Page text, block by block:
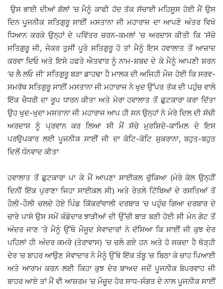
ਉਸ ਭਾਈ ਦੀਆਂ ਗੱਲਾਂ ’ਚ ਮੈਨੂੰ ਕਾਫੀ ਹੱਦ ਤੱਕ ਸੱਚਾਈ ਮਹਿਸੂਸ ਹੋਈ ਮੈਂ ਉਸ
ਦਿਨ ਪੂਜਨੀਕ ਸਤਿਗੁਰੂ ਸਾਈਂ ਮਸਤਾਨਾ ਜੀ ਮਹਾਰਾਜ ਦਾ ਆਪਣੇ ਅੰਤਰ ਵਿਖੇ
ਧਿਆਨ ਕਰਕੇ ਉਨ੍ਹਾਂ ਦੇ ਪਵਿੱਤਰ ਚਰਨ-ਕਮਲਾਂ ’ਚ ਅਰਦਾਸ ਕੀਤੀ ਕਿ ‘ਸੱਚੇ
ਸਤਿਗੁਰੂ ਜੀ, ਜੇਕਰ ਤੁਸੀਂ ਪੂਰੇ ਸਤਿਗੁਰੂ ਹੋ ਤਾਂ ਮੈਨੂੰ ਇਸ ਹਵਾਲਾਤ ਤੋਂ ਆਜ਼ਾਦ
ਕਰਵਾ ਦਿਓ ਅਤੇ ਇਸੇ ਹਫਤੇ ਐਤਵਾਰ ਨੂੰ ਨਾਮ-ਸ਼ਬਦ ਦੇ ਕੇ ਮੈਨੂੰ ਆਪਣੀ ਸ਼ਰਨ
’ਚ ਲੈ ਲਓ ਜੀ’ ਸਤਿਗੁਰੂ ਬੜਾ ਡਾਹਢਾ ਹੈ ਮਾਲਕ ਦੀ ਅਜਿਹੀ ਮੌਜ ਹੋਈ ਕਿ ਸਰਵ-
ਸਮਰੱਥ ਸਤਿਗੁਰੂ ਸਾਈਂ ਮਸਤਾਨਾ ਜੀ ਮਹਾਰਾਜ ਨੇ ਖੁਦ ਉੱਪਰ ਤੱਕ ਦੀ ਪਹੁੰਚ ਵਾਲੇ
ਇੱਕ ਚੌਧਰੀ ਦਾ ਰੂਪ ਧਾਰਨ ਕੀਤਾ ਅਤੇ ਮੇਰਾ ਹਵਾਲਾਤ ਤੋਂ ਛੁਟਕਾਰਾ ਕਰਾ ਦਿੱਤਾ
ਉਹ ਖੁਦ-ਖੁਦਾ ਮਸਤਾਨਾ ਜੀ ਮਹਾਰਾਜ ਆਪ ਹੀ ਸਨ ਉਨ੍ਹਾਂ ਨੇ ਮੇਰੇ ਦਿਲ ਦੀ ਸੱਚੀ
ਅਰਦਾਸ ਨੂੰ ਪ੍ਰਵਾਨ ਕਰ ਲਿਆ ਸੀ ਮੈਂ ਸੱਚੇ ਮੁਰਸ਼ਿਦੇ-ਕਾਮਿਲ ਦੇ ਇਸ
ਪਰਉਪਕਾਰ ਲਈ ਪੂਜਨੀਕ ਸਾਈਂ ਜੀ ਦਾ ਕੋਟਿ-ਕੋਟਿ ਸ਼ੁਕਰਾਨਾ, ਬਹੁਤ-ਬਹੁਤ
ਦਿਲੋਂ ਧੰਨਵਾਦ ਕੀਤਾ
ਹਵਾਲਾਤ ਤੋਂ ਛੁਟਕਾਰਾ ਪਾ ਕੇ ਮੈਂ ਆਪਣਾ ਸਾਈਕਲ ਚੁੱਕਿਆ (ਮੇਰੇ ਕੋਲ ਉਨ੍ਹੀਂ
ਦਿਨੀਂ ਇੱਕ ਪੁਰਾਣਾ ਜਿਹਾ ਸਾਈਕਲ ਸੀ) ਅਤੇ ਰੇਤਲੇ ਟਿੱਬਿਆਂ ਦੇ ਰਸਤਿਆਂ ਤੋਂ
ਹੌਲੀ-ਹੌਲੀ ਚਲਦੇ ਹੋਏ ਪਿੰਡ ਕਿੱਕਰਾਂਵਾਲੀ ਦਰਬਾਰ ’ਚ ਪਹੁੰਚ ਗਿਆ ਦਰਬਾਰ ਦੇ
ਚਾਰੇ ਪਾਸੇ ਉਸ ਸਮੇਂ ਕੰਡੇਦਾਰ ਝਾੜੀਆਂ ਦੀ ਉੱਚੀ ਬਾੜ ਬਣੀ ਹੋਈ ਸੀ ਮੇਨ ਗੇਟ ਤੋਂ
ਅੰਦਰ ਜਾਣ ’ਤੇ ਮੈਨੂੰ ਉੱਥੇ ਮੌਜੂਦ ਸੇਵਾਦਾਰਾਂ ਨੇ ਦੱਸਿਆ ਕਿ ਸਾਈਂ ਜੀ ਕੁਝ ਦੇਰ
ਪਹਿਲਾਂ ਹੀ ਅੰਦਰ ਕਮਰੇ (ਤੇਰਾਵਾਸ) ’ਚ ਚਲੇ ਗਏ ਹਨ ਅਤੇ ਹੋ ਸਕਦਾ ਹੈ ਥੋੜ੍ਹੀ
ਦੇਰ ’ਚ ਬਾਹਰ ਆਉਣ ਸੇਵਾਦਾਰ ਨੇ ਮੈਨੂੰ ਉੱਥੇ ਇੱਕ ਤੰਬੂ ’ਚ ਬਿਠਾ ਕੇ ਚਾਹ ਪਿਆਈ
ਅਤੇ ਆਰਾਮ ਕਰਨ ਲਈ ਕਿਹਾ ਕੁਝ ਦੇਰ ਬਾਅਦ ਜਦੋਂ ਪੂਜਨੀਕ ਬੇਪਰਵਾਹ ਜੀ
ਬਾਹਰ ਆਏ ਤਾਂ ਮੈਂ ਵੀ ਆਸ਼ਰਮ ’ਚ ਮੌਜ਼ੂਦ ਹੋਰ ਸਾਧ-ਸੰਗਤ ਦੇ ਨਾਲ ਪੂਜਨੀਕ ਸਾਈਂ